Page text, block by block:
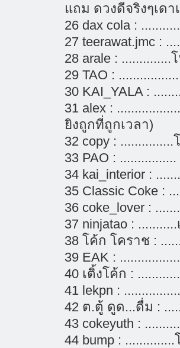
แถม ดวงดีจริงๆเดา
26 dax cola : ...........
27 teerawat.jmc :
28 arale :
29 TAO :
30 KAI_YALA :
31 alex :
ยิงถูกที่ถูกเวลา)
32 copy :
33 PAO : ................
34 kai_interior :
35 Classic Coke :
36 coke_lover :
37 ninjatao :
38 โค้ก โคราช :
39 EAK : .................
40 เติ้งโค้ก :
41 lekpn :
42 ต.ตู้ ดูด...ดื่ม :
43 cokeyuth : ..........
44 bump :